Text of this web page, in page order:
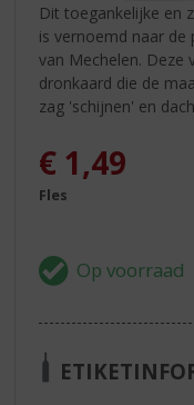
Dit toegankelijke en
is vernoemd naar
van Mechelen. Deze
dronkaard die de
zag 'schijnen' en
€ 1,49
Fles